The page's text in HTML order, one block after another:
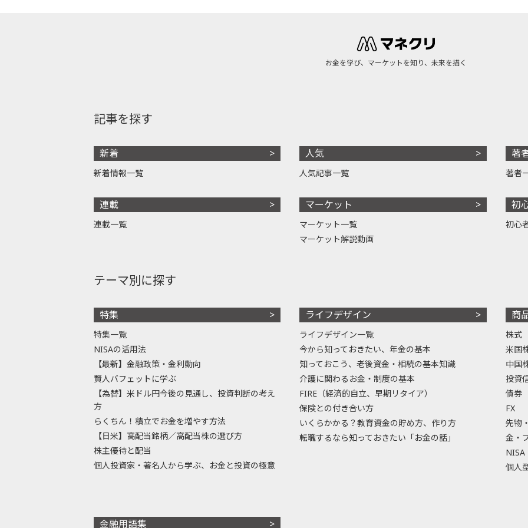
お金を学び、マーケットを知り、未来を描く
記事を探す
新着
新着情報一覧
連載
連載一覧
人気
人気記事一覧
マーケット
マーケット一覧
マーケット解説動画
著
著者
初
初心
テーマ別に探す
特集
特集一覧
NISAの活用法
【最新】金融政策・金利動向
賢人バフェットに学ぶ
【為替】米ドル円今後の見通し、投資判断の考え
方
らくちん！積立でお金を増やす方法
【日米】高配当銘柄／高配当株の選び方
株主優待と配当
個人投資家・著名人から学ぶ、お金と投資の極意
ライフデザイン
ライフデザイン一覧
今から知っておきたい、年金の基本
知っておこう、老後資金・相続の基本知識
介護に関わるお金・制度の基本
FIRE（経済的自立、早期リタイア）
保険との付き合い方
いくらかかる？教育資金の貯め方、作り方
転職するなら知っておきたい「お金の話」
商
株式
米国
中国
投資
債券
FX
先物
金・
NISA
個人
金融用語集